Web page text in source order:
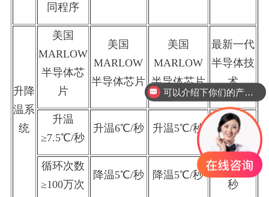
同程序
升降
温系
统
美国
MARLOW
半导体芯
片
美国
MARLOW
半导体芯片
美国
MARLOW
半导体芯片
最新一代
半导体技
术
升温
≥7.5℃/秒
升温6℃/秒 升温5℃/秒
升温5℃/
秒
循环次数
≥100万次
降温5℃/秒 降温5℃/秒
降温4℃/
秒
可以介绍下你们的产品么？
你们是怎么收费的呢？